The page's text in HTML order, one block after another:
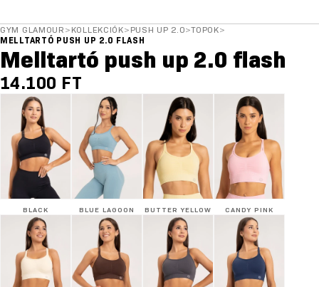
GYM GLAMOUR > KOLLEKCIÓK> PUSH UP 2.0>TOPOK>
MELLTARTÓ PUSH UP 2.0 FLASH
Melltartó push up 2.0 flash
14.100 FT
BLACK BLUE LAGOON BUTTER YELLOW CANDY PINK